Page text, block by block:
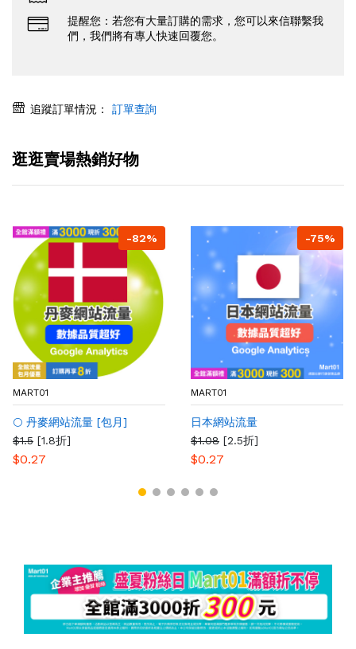
提醒您：若您有大量訂購的需求，您可以來信聯繫我
們，我們將有專人快速回覆您。
追蹤訂單情況： 訂單查詢
逛逛賣場熱銷好物
-82%
MART01
🌕 丹麥網站流量 [包月]
$1.5 [1.8折]
$0.27
-75%
MART01
日本網站流量
$1.08 [2.5折]
$0.27